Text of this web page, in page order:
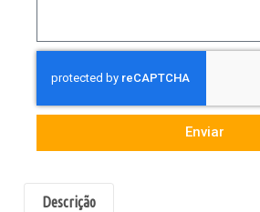
Enviar
Descrição